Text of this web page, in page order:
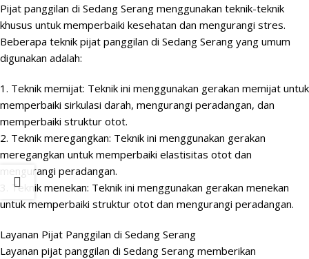
Pijat panggilan di Sedang Serang menggunakan teknik-teknik
khusus untuk memperbaiki kesehatan dan mengurangi stres.
Beberapa teknik pijat panggilan di Sedang Serang yang umum
digunakan adalah:
1. Teknik memijat: Teknik ini menggunakan gerakan memijat untuk
memperbaiki sirkulasi darah, mengurangi peradangan, dan
memperbaiki struktur otot.
2. Teknik meregangkan: Teknik ini menggunakan gerakan
meregangkan untuk memperbaiki elastisitas otot dan
mengurangi peradangan.
3. Teknik menekan: Teknik ini menggunakan gerakan menekan
untuk memperbaiki struktur otot dan mengurangi peradangan.
Layanan Pijat Panggilan di Sedang Serang
Layanan pijat panggilan di Sedang Serang memberikan